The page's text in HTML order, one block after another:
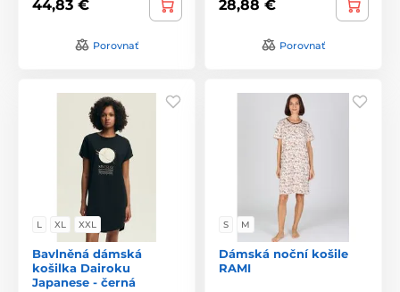
44,83 €
Porovnať
28,88 €
Porovnať
L XL XXL
Bavlněná dámská
košilka Dairoku
Japanese - černá
S M
Dámská noční košile
RAMI